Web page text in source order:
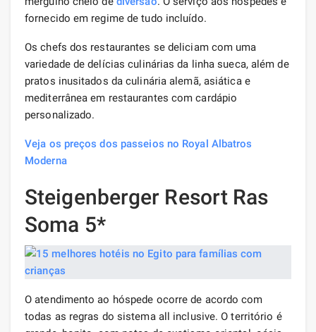
fornecido em regime de tudo incluído.
Os chefs dos restaurantes se deliciam com uma
variedade de delícias culinárias da linha sueca, além de
pratos inusitados da culinária alemã, asiática e
mediterrânea em restaurantes com cardápio
personalizado.
Veja os preços dos passeios no Royal Albatros
Moderna
Steigenberger Resort Ras
Soma 5*
O atendimento ao hóspede ocorre de acordo com
todas as regras do sistema all inclusive. O território é